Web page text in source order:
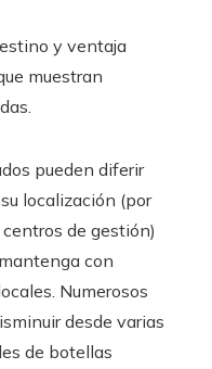
y ventaja
muestran
pueden diferir
localización (por
de gestión)
con
Numerosos
desde varias
de botellas